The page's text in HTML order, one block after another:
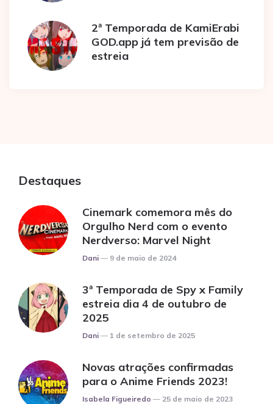
2ª Temporada de KamiErabi
GOD.app já tem previsão de
estreia
Destaques
Cinemark comemora mês do
Orgulho Nerd com o evento
Nerdverso: Marvel Night
Posted
Dani 9 de maio de 2024
3ª Temporada de Spy x Family
estreia dia 4 de outubro de
2025
Posted
Dani 1 de setembro de 2025
Novas atrações confirmadas
para o Anime Friends 2023!
Posted
Isabela Figueiredo 25 de maio de 2023